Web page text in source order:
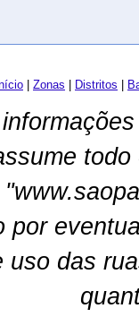
Zonas Distritos
por
uso das